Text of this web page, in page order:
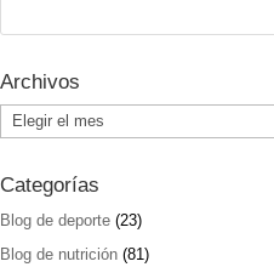
Archivos
Archivos
Categorías
Blog de deporte (23)
Blog de nutrición (81)